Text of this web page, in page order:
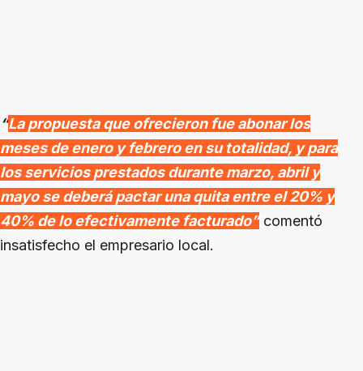
“La propuesta que ofrecieron fue abonar los
meses de enero y febrero en su totalidad, y para
los servicios prestados durante marzo, abril y
mayo se deberá pactar una quita entre el 20% y
40% de lo efectivamente facturado” comentó
insatisfecho el empresario local.